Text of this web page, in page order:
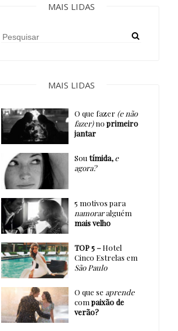
MAIS LIDAS
MAIS LIDAS
O que fazer (e não
fazer)noprimeiro
jantar
Sou tímida, e
agora?
5 motivos para
namoraralguém
mais velho
TOP 5 –Hotel
Cinco Estrelas em
São Paulo
O que se aprende
compaixão de
verão?